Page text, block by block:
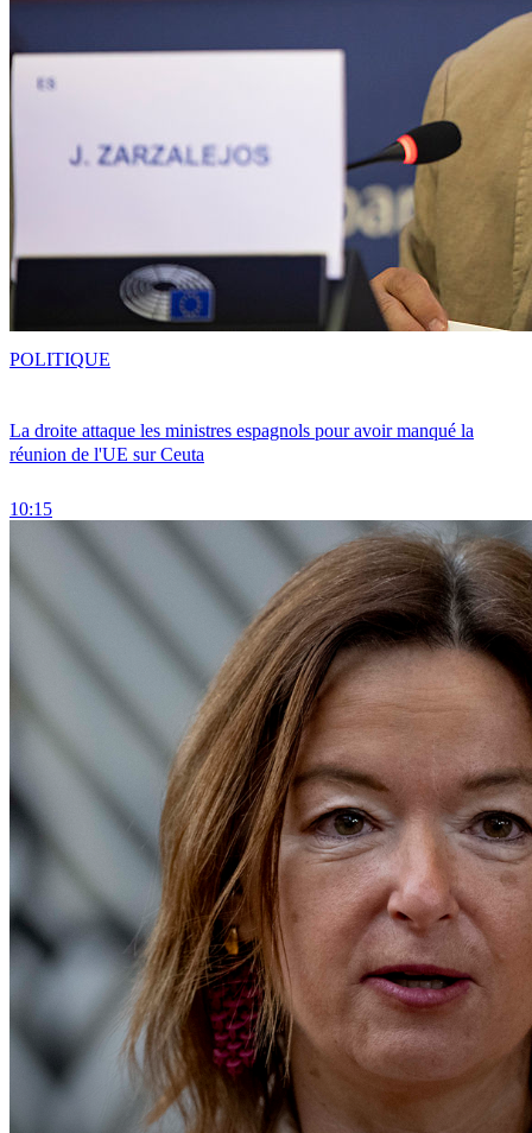
La droite attaque les ministres espagnols pour avoir manqué la
réunion de l'UE sur Ceuta
10:15
POLITIQUE